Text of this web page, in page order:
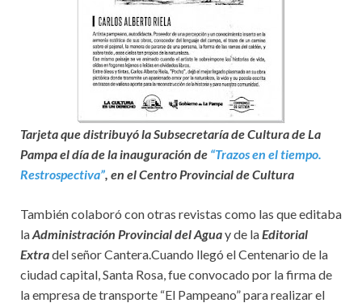
Tarjeta que distribuyó la Subsecretaría de Cultura de La
Pampa el día de la inauguración de “Trazos en el tiempo.
Restrospectiva”, en el Centro Provincial de Cultura
También colaboró con otras revistas como las que editaba
laAdministración Provincial del Aguay de laEditorial
Extradel señor Cantera.Cuando llegó el Centenario de la
ciudad capital, Santa Rosa, fue convocado por la firma de
la empresa de transporte “El Pampeano” para realizar el